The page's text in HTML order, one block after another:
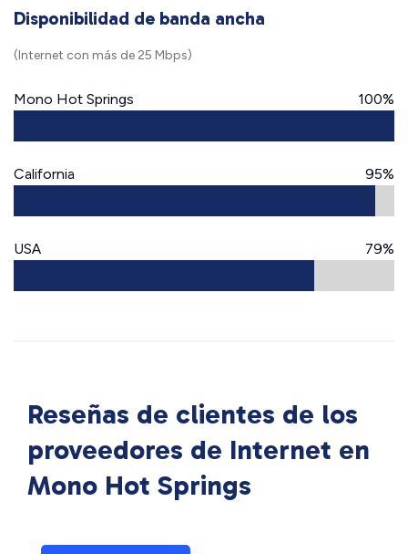
Disponibilidad de banda ancha
(Internet con más de 25 Mbps)
Mono Hot Springs 100%
California 95%
USA 79%
Reseñas de clientes de los
proveedores de Internet en
Mono Hot Springs